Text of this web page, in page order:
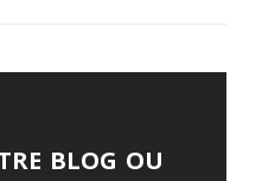
blog ou